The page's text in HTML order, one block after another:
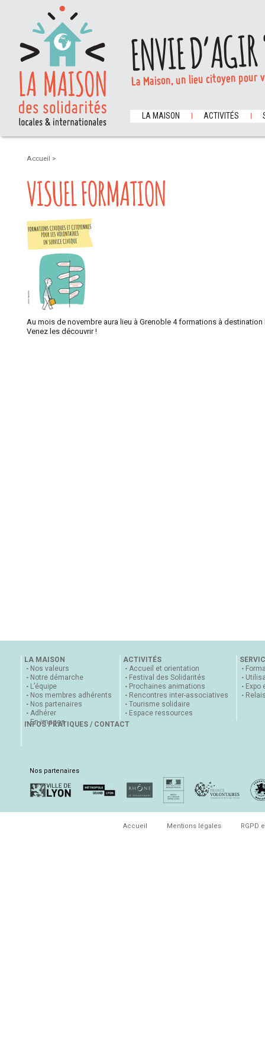
ENVIE
La Maison, un lieu citoyen
LA MAISON ACTIVITÉS
Accueil >
VISUEL FORMATION
Au mois de novembre aura lieu à Grenoble 4 formations à
Venez les découvrir !
LA MAISON
Nos valeurs
Notre démarche
L’équipe
Nos membres adhérents
Nos partenaires
Adhérer
En images
ACTIVITÉS
Accueil et orientation
Festival des Solidarités
Prochaines animations
Rencontres inter-associatives
Tourisme solidaire
Espace ressources
Expo
INFOS PRATIQUES / CONTACT
Nos partenaires
Accueil Mentions légales RGPD